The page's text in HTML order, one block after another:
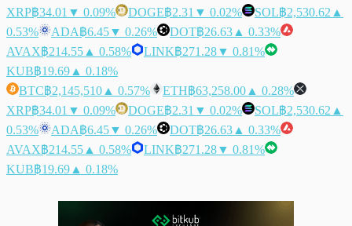
XRP฿34.01 ▼ 0.09% DOGE฿2.31 ▼ 0.02% SOL฿2,530.62 ▲
0.53%
ADA฿6.45▼ 0.26% DOT฿26.63 ▲ 0.33%
AVAX฿214.55 ▲ 0.58% LINK฿271.28▼ 0.81%
KUB฿19.69 ▲ 0.18%
BTC฿2,145,510 ▲ 0.57% ETH฿63,258.00 ▲ 0.28%
XRP฿34.01 ▼ 0.09% DOGE฿2.31 ▼ 0.02% SOL฿2,530.62 ▲
0.53%
ADA฿6.45▼ 0.26% DOT฿26.63 ▲ 0.33%
AVAX฿214.55 ▲ 0.58% LINK฿271.28▼ 0.81%
KUB฿19.69 ▲ 0.18%